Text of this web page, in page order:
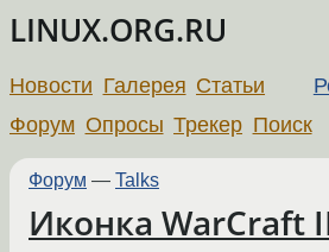
LINUX.ORG.RU
Новости Галерея Статьи
Форум Опросы Трекер Поиск
Форум — Talks
Иконка WarCraft